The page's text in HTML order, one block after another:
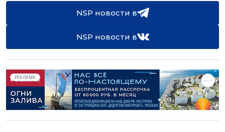
NSP новости в
NSP новости в
РЕКЛАМА